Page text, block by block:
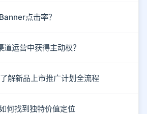
点击率？
运营中获得主动权？
解新品上市推广计划全流程
何找到独特价值定位